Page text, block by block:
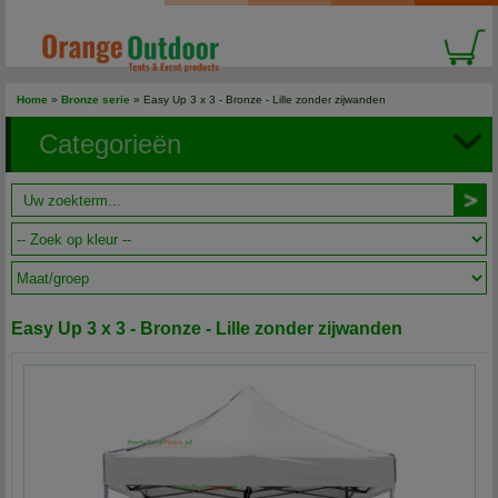
Home » Bronze serie » Easy Up 3 x 3 - Bronze - Lille zonder zijwanden
Categorieën
Easy Up 3 x 3 - Bronze - Lille zonder zijwanden